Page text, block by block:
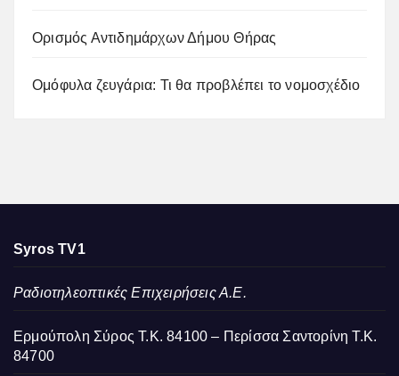
Ορισμός Αντιδημάρχων Δήμου Θήρας
Ομόφυλα ζευγάρια: Τι θα προβλέπει το νομοσχέδιο
Syros TV1
Ραδιοτηλεοπτικές Επιχειρήσεις Α.Ε.
Ερμούπολη Σύρος Τ.Κ. 84100 – Περίσσα Σαντορίνη Τ.Κ.
84700